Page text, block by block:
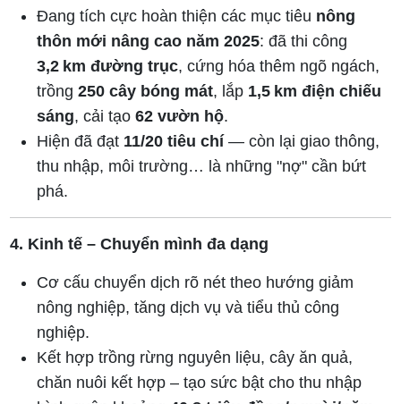
Đang tích cực hoàn thiện các mục tiêu nông
thôn mới nâng cao năm 2025: đã thi công
3,2 km đường trục, cứng hóa thêm ngõ ngách,
trồng250 cây bóng mát, lắp 1,5 km điện chiếu
sáng, cải tạo62 vườn hộ.
Hiện đã đạt 11/20 tiêu chí — còn lại giao thông,
thu nhập, môi trường… là những "nợ" cần bứt
phá.
4. Kinh tế – Chuyển mình đa dạng
Cơ cấu chuyển dịch rõ nét theo hướng giảm
nông nghiệp, tăng dịch vụ và tiểu thủ công
nghiệp.
Kết hợp trồng rừng nguyên liệu, cây ăn quả,
chăn nuôi kết hợp – tạo sức bật cho thu nhập